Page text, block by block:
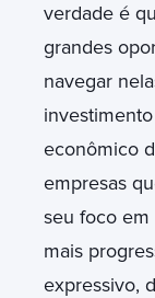
verdade é
grandes
navegar
econômico
empresas
seu foco em
mais
expressivo,